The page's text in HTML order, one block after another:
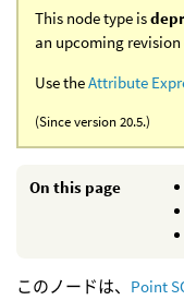
This node type is
an upcoming
Use theAttribute
(Since version 20.5.)
On this page
このノードは、 Point